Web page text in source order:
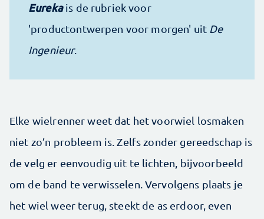
Eurekais de rubriek voor
'productontwerpen voor morgen' uit De
Ingenieur.
Elke wielrenner weet dat het voorwiel losmaken
niet zo’n probleem is. Zelfs zonder gereedschap is
de velg er eenvoudig uit te lichten, bijvoorbeeld
om de band te verwisselen. Vervolgens plaats je
het wiel weer terug, steekt de as erdoor, even